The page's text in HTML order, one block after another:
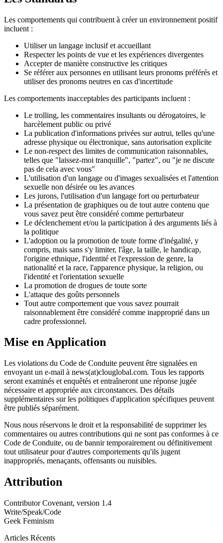
Les comportements qui contribuent à créer un environnement positif
incluent :
Utiliser un langage inclusif et accueillant
Respecter les points de vue et les expériences divergentes
Accepter de manière constructive les critiques
Se référer aux personnes en utilisant leurs pronoms préférés et
utiliser des pronoms neutres en cas d'incertitude
Les comportements inacceptables des participants incluent :
Le trolling, les commentaires insultants ou dérogatoires, le
harcèlement public ou privé
La publication d'informations privées sur autrui, telles qu'une
adresse physique ou électronique, sans autorisation explicite
Le non-respect des limites de communication raisonnables,
telles que "laissez-moi tranquille", "partez", ou "je ne discute
pas de cela avec vous"
L'utilisation d'un langage ou d'images sexualisées et l'attention
sexuelle non désirée ou les avances
Les jurons, l'utilisation d'un langage fort ou perturbateur
La présentation de graphiques ou de tout autre contenu que
vous savez peut être considéré comme perturbateur
Le déclenchement et/ou la participation à des arguments liés à
la politique
L'adoption ou la promotion de toute forme d'inégalité, y
compris, mais sans s'y limiter, l'âge, la taille, le handicap,
l'origine ethnique, l'identité et l'expression de genre, la
nationalité et la race, l'apparence physique, la religion, ou
l'identité et l'orientation sexuelle
La promotion de drogues de toute sorte
L'attaque des goûts personnels
Tout autre comportement que vous savez pourrait
raisonnablement être considéré comme inapproprié dans un
cadre professionnel.
Mise en Application
Les violations du Code de Conduite peuvent être signalées en
envoyant un e-mail à news(at)clouglobal.com. Tous les rapports
seront examinés et enquêtés et entraîneront une réponse jugée
nécessaire et appropriée aux circonstances. Des détails
supplémentaires sur les politiques d'application spécifiques peuvent
être publiés séparément.
Nous nous réservons le droit et la responsabilité de supprimer les
commentaires ou autres contributions qui ne sont pas conformes à ce
Code de Conduite, ou de bannir temporairement ou définitivement
tout utilisateur pour d'autres comportements qu'ils jugent
inappropriés, menaçants, offensants ou nuisibles.
Attribution
Contributor Covenant, version 1.4
Write/Speak/Code
Geek Feminism
Articles Récents